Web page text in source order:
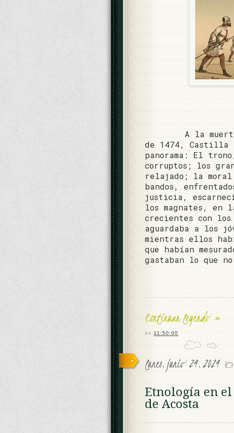
A la
de 1474, Castilla
panorama: El
corruptos; los
relajado; la
bandos,
justicia,
los magnates,
crecientes con los
aguardaba a los
mientras ellos
que habían
gastaban lo que
Continuar leyendo »
en 11:50:00
lunes, junio 24, 2024
Etnología en el
de Acosta